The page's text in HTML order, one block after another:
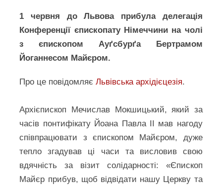
1 червня до Львова прибула делегація
Конференції єпископату Німеччини на чолі
з єпископом Ауґсбурґа Бертрамом
Йоганнесом Майєром.
Про це повідомляєЛьвівська архідієцезія.
Архієпископ Мечислав Мокшицький, який за
часів понтифікату Йоана Павла ІІ мав нагоду
співпрацювати з єпископом Майєром, дуже
тепло згадував ці часи та висловив свою
вдячність за візит солідарності: «Єпископ
Майєр прибув, щоб відвідати нашу Церкву та